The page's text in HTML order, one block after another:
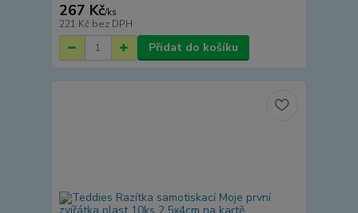
267 Kč/ks
221 Kč bez DPH
Přidat do košíku